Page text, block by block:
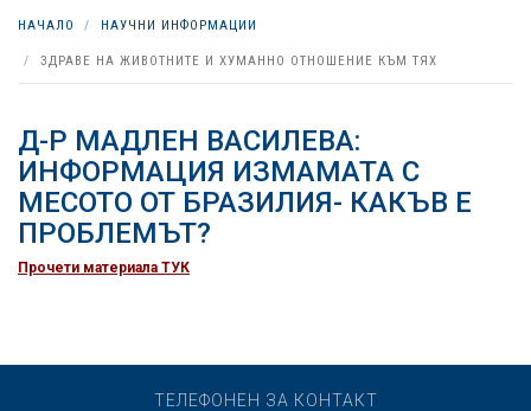
НАЧАЛО НАУЧНИ ИНФОРМАЦИИ
ЗДРАВЕ НА ЖИВОТНИТЕ И ХУМАННО ОТНОШЕНИЕ КЪМ ТЯХ
Д-Р МАДЛЕН ВАСИЛЕВА:
ИНФОРМАЦИЯ ИЗМАМАТА С
МЕСОТО ОТ БРАЗИЛИЯ- КАКЪВ Е
ПРОБЛЕМЪТ?
Прочети материала ТУК
ТЕЛЕФОНЕН ЗА КОНТАКТ